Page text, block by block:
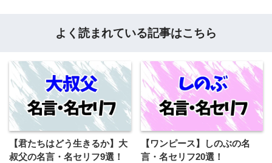
よく読まれている記事はこちら
【君たちはどう生きるか】大
叔父の名言・名セリフ9選！
【ワンピース】しのぶの名
言・名セリフ20選！